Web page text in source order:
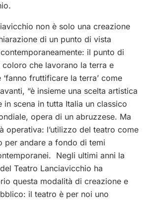
non è solo una creazione
di un punto di vista
il punto di
che lavorano la terra e
fruttificare la terra’ come
“è insieme una scelta artistica
in scena in tutta Italia un classico
opera di un abruzzese. Ma
operativa: l’utilizzo del teatro come
per andare a fondo di temi
Negli ultimi anni la
Teatro Lanciavicchio ha
questa modalità di creazione e
il teatro è per noi uno